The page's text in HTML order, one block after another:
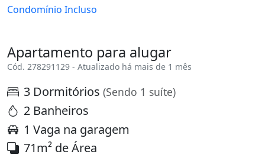
Condomínio Incluso
Apartamento para alugar
Cód. 278291129 - Atualizado há mais de 1 mês
3 Dormitórios (Sendo 1 suíte)
2 Banheiros
1 Vaga na garagem
71m² de Área